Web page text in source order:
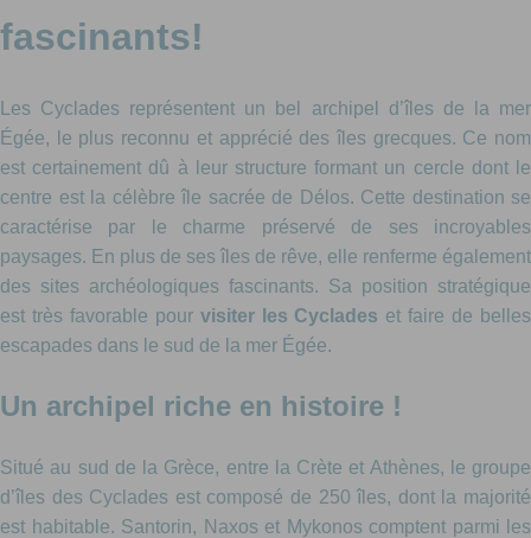
fascinants!
Les Cyclades représentent un bel archipel d’îles de la mer
Égée, le plus reconnu et apprécié des îles grecques. Ce nom
est certainement dû à leur structure formant un cercle dont le
centre est la célèbre île sacrée de Délos. Cette destination se
caractérise par le charme préservé de ses incroyables
paysages. En plus de ses îles de rêve, elle renferme également
des sites archéologiques fascinants. Sa position stratégique
est très favorable pour visiter les Cyclades et faire de belles
escapades dans le sud de la mer Égée.
Un archipel riche en histoire !
Situé au sud de la Grèce, entre la Crète et Athènes, le groupe
d’îles des Cyclades est composé de 250 îles, dont la majorité
est habitable. Santorin, Naxos et Mykonos comptent parmi les